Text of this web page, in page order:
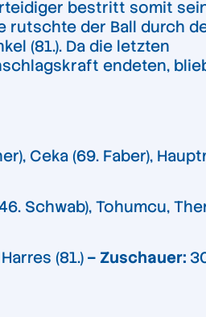
bestritt somit
rutschte der Ball durch
(81.). Da die letzten
endeten,
Ceka (69. Faber),
Schwab), Tohumcu,
(81.) – Zuschauer: